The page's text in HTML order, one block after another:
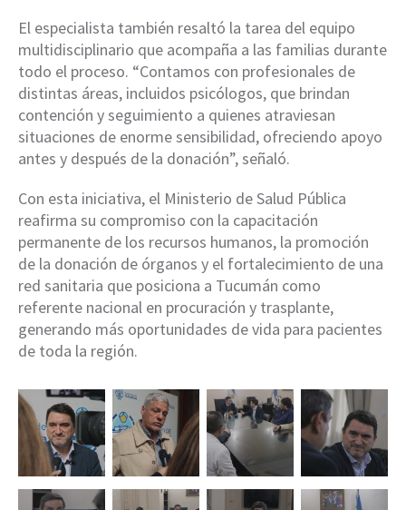
El especialista también resaltó la tarea del equipo
multidisciplinario que acompaña a las familias durante
todo el proceso. “Contamos con profesionales de
distintas áreas, incluidos psicólogos, que brindan
contención y seguimiento a quienes atraviesan
situaciones de enorme sensibilidad, ofreciendo apoyo
antes y después de la donación”, señaló.
Con esta iniciativa, el Ministerio de Salud Pública
reafirma su compromiso con la capacitación
permanente de los recursos humanos, la promoción
de la donación de órganos y el fortalecimiento de una
red sanitaria que posiciona a Tucumán como
referente nacional en procuración y trasplante,
generando más oportunidades de vida para pacientes
de toda la región.